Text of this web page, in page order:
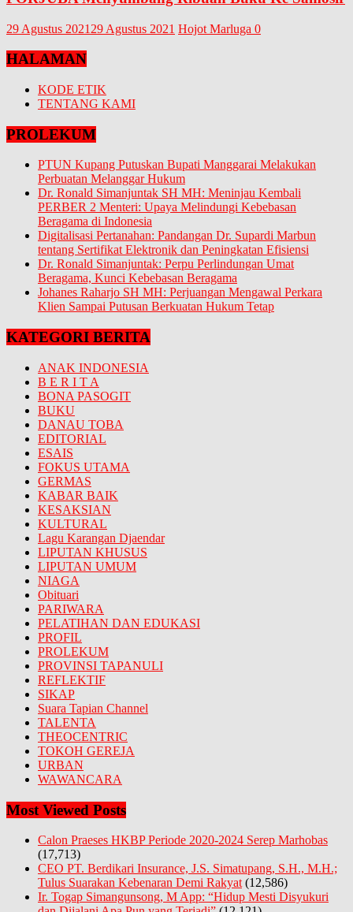
29 Agustus 2021 29 Agustus 2021 Hojot Marluga 0
HALAMAN
KODE ETIK
TENTANG KAMI
PROLEKUM
PTUN Kupang Putuskan Bupati Manggarai Melakukan
Perbuatan Melanggar Hukum
Dr. Ronald Simanjuntak SH MH: Meninjau Kembali
PERBER 2 Menteri: Upaya Melindungi Kebebasan
Beragama di Indonesia
Digitalisasi Pertanahan: Pandangan Dr. Supardi Marbun
tentang Sertifikat Elektronik dan Peningkatan Efisiensi
Dr. Ronald Simanjuntak: Perpu Perlindungan Umat
Beragama, Kunci Kebebasan Beragama
Johanes Raharjo SH MH: Perjuangan Mengawal Perkara
Klien Sampai Putusan Berkuatan Hukum Tetap
KATEGORI BERITA
ANAK INDONESIA
B E R I T A
BONA PASOGIT
BUKU
DANAU TOBA
EDITORIAL
ESAIS
FOKUS UTAMA
GERMAS
KABAR BAIK
KESAKSIAN
KULTURAL
Lagu Karangan Djaendar
LIPUTAN KHUSUS
LIPUTAN UMUM
NIAGA
Obituari
PARIWARA
PELATIHAN DAN EDUKASI
PROFIL
PROLEKUM
PROVINSI TAPANULI
REFLEKTIF
SIKAP
Suara Tapian Channel
TALENTA
THEOCENTRIC
TOKOH GEREJA
URBAN
WAWANCARA
Most Viewed Posts
Calon Praeses HKBP Periode 2020-2024 Serep Marhobas
(17,713)
CEO PT. Berdikari Insurance, J.S. Simatupang, S.H., M.H.;
Tulus Suarakan Kebenaran Demi Rakyat (12,586)
Ir. Togap Simangunsong, M App: “Hidup Mesti Disyukuri